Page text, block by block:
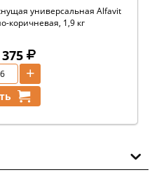
универсальная Alfavit
коричневая, 1,9 кг
375
+